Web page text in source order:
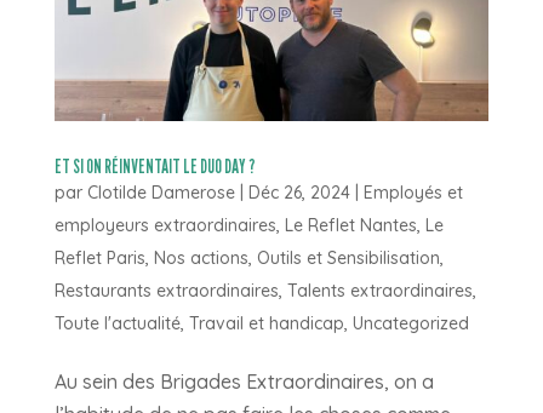
ET SI ON RÉINVENTAIT LE DUO DAY ?
par Clotilde Damerose| Déc 26, 2024| Employés et
employeurs extraordinaires, Le Reflet Nantes, Le
Reflet Paris, Nos actions, Outils et Sensibilisation,
Restaurants extraordinaires, Talents extraordinaires,
Toute l'actualité, Travail et handicap, Uncategorized
Au sein des Brigades Extraordinaires, on a